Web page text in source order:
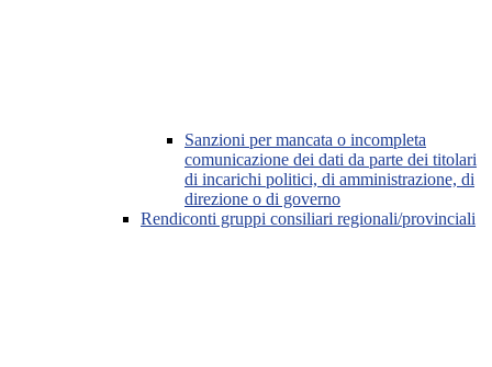
Sanzioni per mancata o incompleta
comunicazione dei dati da parte dei titolari
di incarichi politici, di amministrazione, di
direzione o di governo
Rendiconti gruppi consiliari regionali/provinciali